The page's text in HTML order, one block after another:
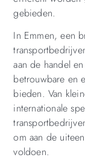
gebieden.
In Emmen, een
aan de handel
betrouwbare en
bieden. Van
internationale
om aan de
voldoen.